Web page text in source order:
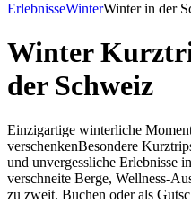
ErlebnisseWinterWinter in der
Winter
der Schweiz
Einzigartige winterliche
verschenkenBesondere
und unvergessliche Erlebnisse
verschneite Berge, Wellness-
zu zweit. Buchen oder als